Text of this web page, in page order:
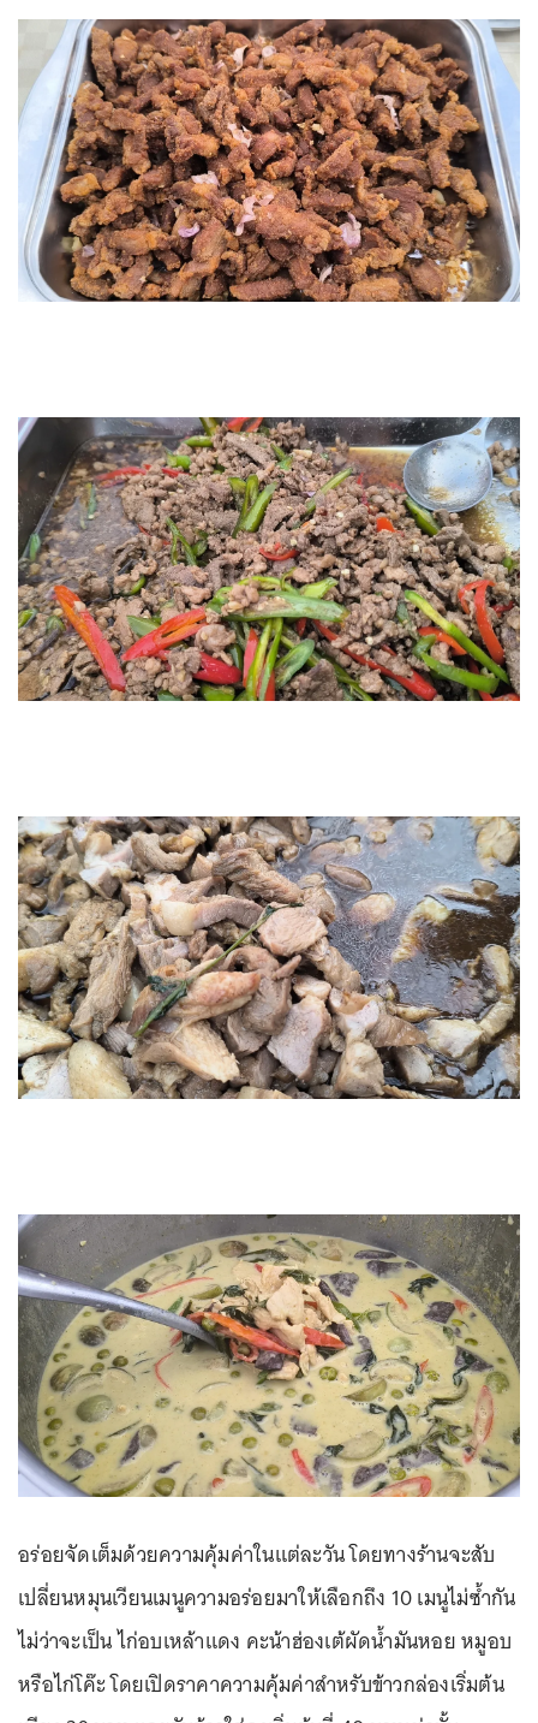
อร่อยจัดเต็มด้วยความคุ้มค่าในแต่ละวัน โดยทางร้านจะสับ
เปลี่ยนหมุนเวียนเมนูความอร่อยมาให้เลือกถึง 10 เมนูไม่ซ้ำกัน
ไม่ว่าจะเป็น ไก่อบเหล้าแดง คะน้าฮ่องเต้ผัดน้ำมันหอย หมูอบ
หรือไก่โค๊ะ โดยเปิดราคาความคุ้มค่าสำหรับข้าวกล่องเริ่มต้น